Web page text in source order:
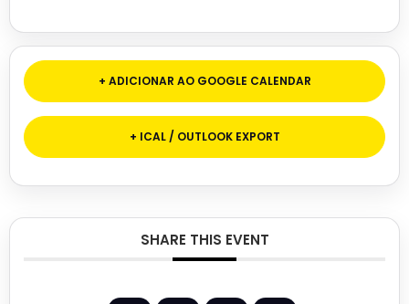
+ ADICIONAR AO GOOGLE CALENDAR
+ ICAL / OUTLOOK EXPORT
SHARE THIS EVENT